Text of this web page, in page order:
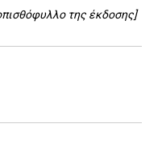
της έκδοσης]